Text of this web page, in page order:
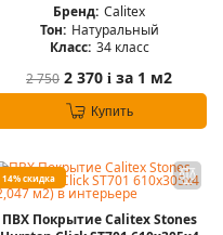
Бренд: Calitex
Тон: Натуральный
Класс: 34 класс
2 750 2 370 i за 1 м2
Купить
14% скидка
ПВХ Покрытие Calitex Stones